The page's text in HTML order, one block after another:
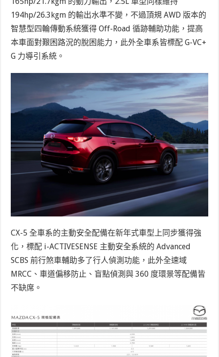
194hp/26.3kgm 的輸出水準不變，不過頂規 AWD 版本的
智慧型四輪傳動系統獲得 Off-Road 循跡輔助功能，提高
本車面對艱困路況的脫困能力，此外全車系皆標配 G-VC+
G 力導引系統。
CX-5 全車系的主動安全配備在新年式車型上同步獲得強
化，標配 i-ACTIVESENSE 主動安全系統的 Advanced
SCBS 前行煞車輔助多了行人偵測功能，此外全速域
MRCC、車道偏移防止、盲點偵測與 360 度環景等配備皆
不缺席。